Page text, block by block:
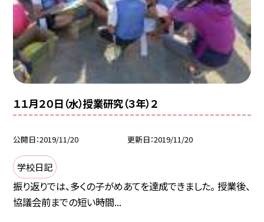
１１月２０日（水）授業研究（３年）２
公開日 2019/11/20 更新日 2019/11/20
学校日記
振り返りでは、多くの子がめあてを達成できました。 授業後、
協議会前までの短い時間...